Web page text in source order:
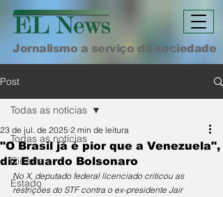
Jornalismo a serviço da sociedade
Post
Todas as notícias
Cidade
Estado
Todas as notícias
"O Brasil já é pior que a Venezuela",
diz Eduardo Bolsonaro
23 de jul. de 2025 2 min de leitura
No X, deputado federal licenciado criticou as
restrições do STF contra o ex-presidente Jair